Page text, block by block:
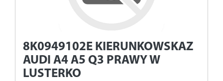
8K0949102E KIERUNKOWSKAZ
AUDI A4 A5 Q3 PRAWY W
LUSTERKO